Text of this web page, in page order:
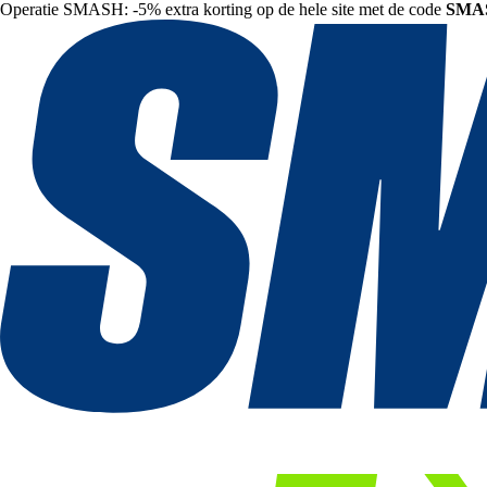
Operatie SMASH: -5% extra korting op de hele site met de code